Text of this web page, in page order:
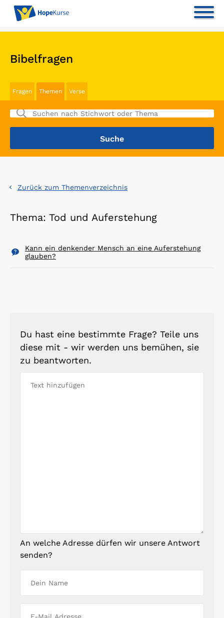
Bibelfragen
Fragen Themen Verse
Zurück zum Themenverzeichnis
Thema: Tod und Auferstehung
Kann ein denkender Mensch an eine Auferstehung
glauben?
Du hast eine bestimmte Frage? Teile uns
diese mit - wir werden uns bemühen, sie
zu beantworten.
An welche Adresse dürfen wir unsere Antwort
senden?